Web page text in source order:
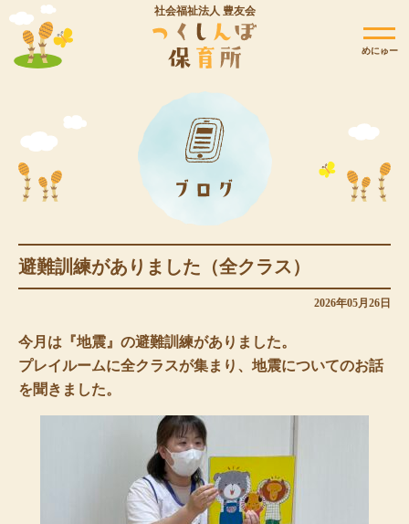
社会福祉法人 豊友会
めにゅー
避難訓練がありました（全クラス）
2026年05月26日
今月は『地震』の避難訓練がありました。
プレイルームに全クラスが集まり、地震についてのお話
を聞きました。